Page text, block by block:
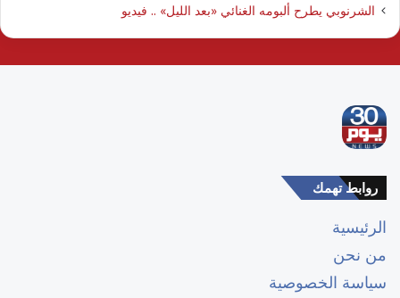
الشرنوبي يطرح ألبومه الغنائي «بعد الليل» .. فيديو
روابط تهمك
الرئيسية
من نحن
سياسة الخصوصية